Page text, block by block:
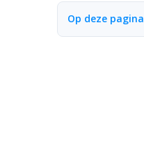
Op deze pagina